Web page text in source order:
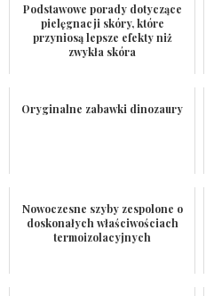
Podstawowe porady dotyczące
pielęgnacji skóry, które
przyniosą lepsze efekty niż
zwykła skóra
Oryginalne zabawki dinozaury
Nowoczesne szyby zespolone o
doskonałych właściwościach
termoizolacyjnych